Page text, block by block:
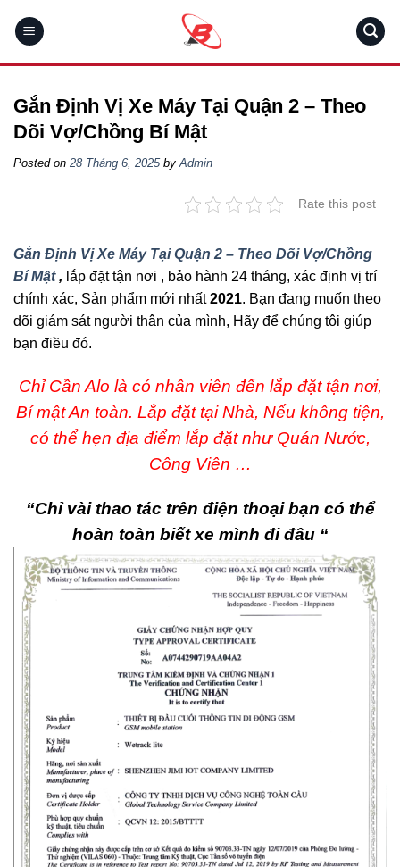
Gắn Định Vị Xe Máy Tại Quận 2 – Theo
Dõi Vợ/Chồng Bí Mật
Posted on 28 Tháng 6, 2025byAdmin
Rate this post
Gắn Định Vị Xe Máy Tại Quận 2 – Theo Dõi Vợ/Chồng
Bí Mật, lắp đặt tận nơi , bảo hành 24 tháng, xác định vị trí
chính xác, Sản phẩm mới nhất2021. Bạn đang muốn theo
dõi giám sát người thân của mình, Hãy để chúng tôi giúp
bạn điều đó.
Chỉ Cần Alo là có nhân viên đến lắp đặt tận nơi,
Bí mật An toàn. Lắp đặt tại Nhà, Nếu không tiện,
có thể hẹn địa điểm lắp đặt như Quán Nước,
Công Viên …
“Chỉ vài thao tác trên điện thoại bạn có thể
hoàn toàn biết xe mình đi đâu “